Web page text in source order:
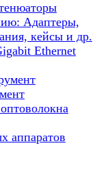
Адаптеры,
кейсы и др.
Ethernet
аппаратов